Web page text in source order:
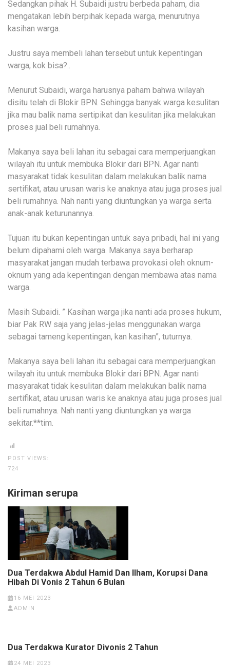
Sedangkan pihak H. Subaidi justru berbeda paham, dia
mengatakan lebih berpihak kepada warga, menurutnya
kasihan warga.
Justru saya membeli lahan tersebut untuk kepentingan
warga, kok bisa?..
Menurut Subaidi, warga harusnya paham bahwa wilayah
disitu telah di Blokir BPN. Sehingga banyak warga kesulitan
jika mau balik nama sertipikat dan kesulitan jika melakukan
proses jual beli rumahnya.
Makanya saya beli lahan itu sebagai cara memperjuangkan
wilayah itu untuk membuka Blokir dari BPN. Agar nanti
masyarakat tidak kesulitan dalam melakukan balik nama
sertifikat, atau urusan waris ke anaknya atau juga proses jual
beli rumahnya. Nah nanti yang diuntungkan ya warga serta
anak-anak keturunannya.
Tujuan itu bukan kepentingan untuk saya pribadi, hal ini yang
belum dipahami oleh warga. Makanya saya berharap
masyarakat jangan mudah terbawa provokasi oleh oknum-
oknum yang ada kepentingan dengan membawa atas nama
warga.
Masih Subaidi. ” Kasihan warga jika nanti ada proses hukum,
biar Pak RW saja yang jelas-jelas menggunakan warga
sebagai tameng kepentingan, kan kasihan”, tuturnya.
Makanya saya beli lahan itu sebagai cara memperjuangkan
wilayah itu untuk membuka Blokir dari BPN. Agar nanti
masyarakat tidak kesulitan dalam melakukan balik nama
sertifikat, atau urusan waris ke anaknya atau juga proses jual
beli rumahnya. Nah nanti yang diuntungkan ya warga
sekitar.**tim.
POST VIEWS:
724
Kiriman serupa
Dua Terdakwa Abdul Hamid Dan Ilham, Korupsi Dana
Hibah Di Vonis 2 Tahun 6 Bulan
16 MEI 2023
ADMIN
Dua Terdakwa Kurator Divonis 2 Tahun
24 MEI 2023